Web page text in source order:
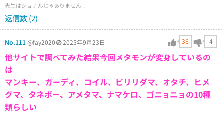
先生はショナルじゃありません！
返信数 (2)
No.111@fay2020 2025年9月23日 36 4
他サイトで調べてみた結果今回メタモンが変身しているの
は
マンキー、ガーディ、コイル、ビリリダマ、オタチ、ヒメ
グマ、タネボー、アメタマ、ナマケロ、ゴニョニョの10種
類らしい